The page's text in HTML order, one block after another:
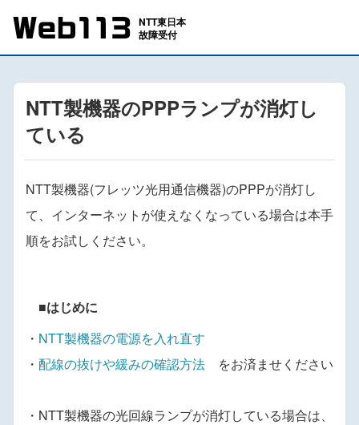
NTT製機器のPPPランプが消灯し
ている
NTT製機器(フレッツ光用通信機器)のPPPが消灯し
て、インターネットが使えなくなっている場合は本手
順をお試しください。
■はじめに
・ NTT製機器の電源を入れ直す
・ 配線の抜けや緩みの確認方法 をお済ませください
・NTT製機器の光回線ランプが消灯している場合は、